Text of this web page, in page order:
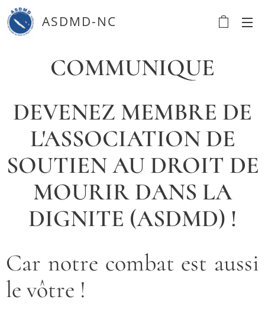
ASDMD-NC
COMMUNIQUE
DEVENEZ MEMBRE DE
L'ASSOCIATION DE
SOUTIEN AU DROIT DE
MOURIR DANS LA
DIGNITE (ASDMD) !
Car notre combat est aussi
le vôtre !